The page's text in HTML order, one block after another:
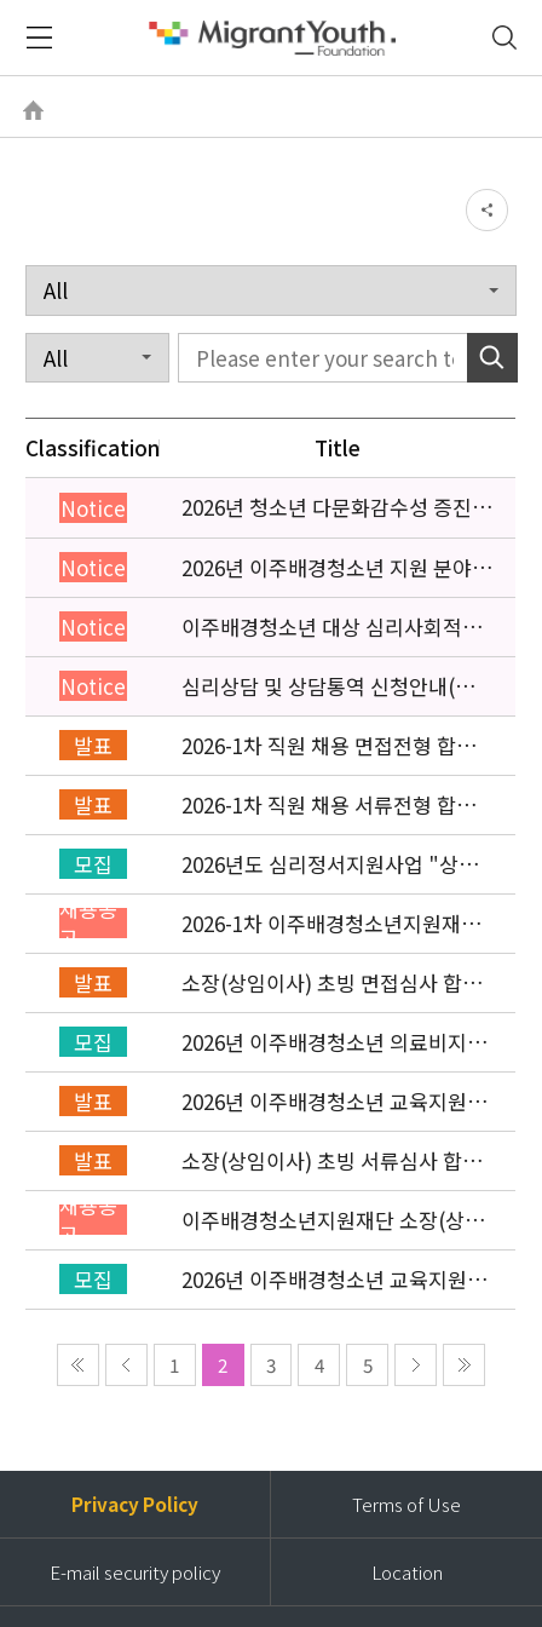
Classification Title
Notice
2026년 청소년 다문화감수성 증진
프로그램 「다가감」신청기관 안내
Notice
2026년 이주배경청소년 지원 분야
종사자 역량강화 교육 일정 안내
Notice
이주배경청소년 대상 심리사회적응
검사 연수동영상 개편 안내
Notice
심리상담 및 상담통역 신청안내(의뢰
서첨부)
발표
2026-1차 직원 채용 면접전형 합격
자 발표 및 적격심사 안내
발표
2026-1차 직원 채용 서류전형 합격
자 발표 및 면접전형 안내
모집
2026년도 심리정서지원사업 "상담
통역지원사(중국어, 베트남어, 러시
아어어, 몽골어)" 선발 공고
채용공
고
2026-1차 이주배경청소년지원재단
직원(기획운영실/사업운영부) 채용
공고 (~3/22)
발표
소장(상임이사) 초빙 면접심사 합격
자 발표
모집
2026년 이주배경청소년 의료비지원
사업 안내(사업 마감)
발표
2026년 이주배경청소년 교육지원사
업 레인보우스쿨 개설기관 선정 결과
발표
소장(상임이사) 초빙 서류심사 합격
자 발표 및 면접 심사 안내
채용공
고
이주배경청소년지원재단 소장(상임
이사) 초빙 공고
모집
2026년 이주배경청소년 교육지원사
업 ‘레인보우스쿨’ 개설기관 신청 공
1 2 3 4 5
Privacy Policy Terms of Use
E-mail security policy Location